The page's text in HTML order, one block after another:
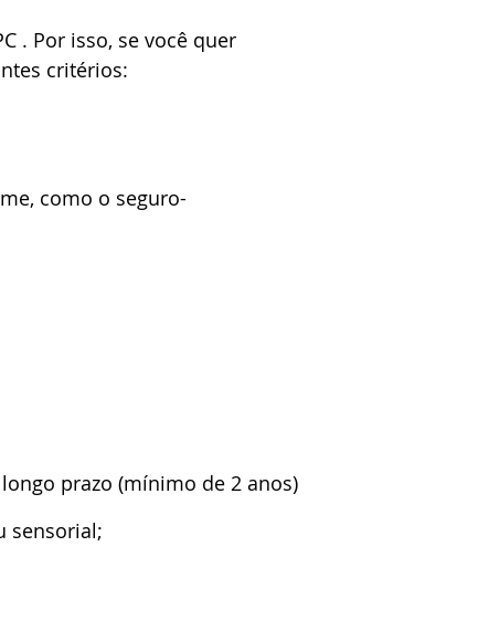
. Por isso, se você quer
critérios:
como o seguro-
prazo (mínimo de 2 anos)
sensorial;